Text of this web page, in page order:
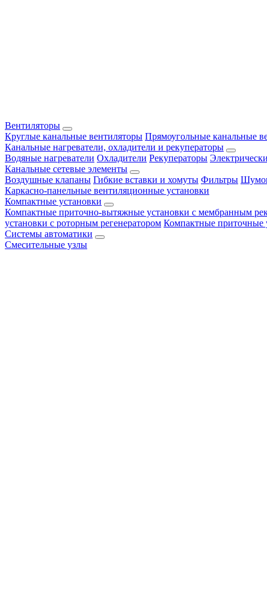
Вентиляторы
Круглые канальные вентиляторы Прямоугольные канальные
Канальные нагреватели, охладители и рекуператоры
Водяные нагреватели Охладители Рекуператоры
Канальные сетевые элементы
Воздушные клапаны Гибкие вставки и хомуты Фильтры
Каркасно-панельные вентиляционные установки
Компактные установки
Компактные приточно-вытяжные установки с мембранным
установки с роторным регенератором Компактные приточные
Системы автоматики
Смесительные узлы